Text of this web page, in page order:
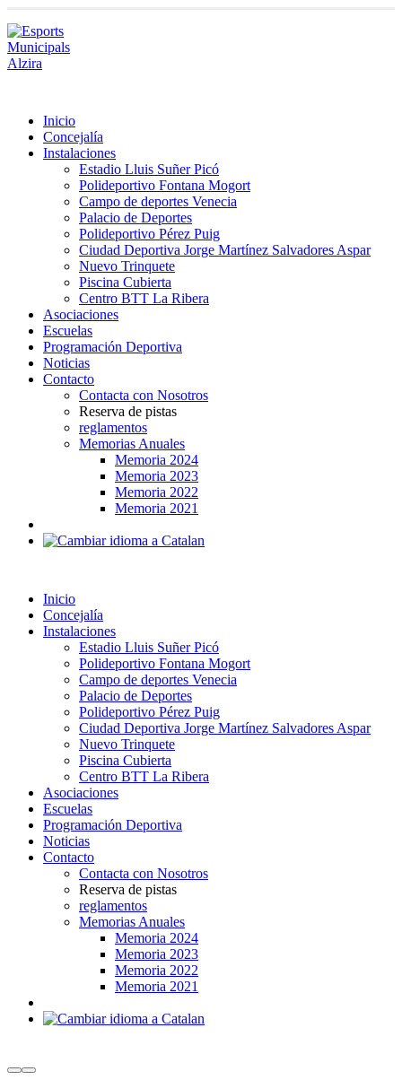
Inicio
Concejalía
Instalaciones
Estadio Lluis Suñer Picó
Polideportivo Fontana Mogort
Campo de deportes Venecia
Palacio de Deportes
Polideportivo Pérez Puig
Ciudad Deportiva Jorge Martínez Salvadores Aspar
Nuevo Trinquete
Piscina Cubierta
Centro BTT La Ribera
Asociaciones
Escuelas
Programación Deportiva
Noticias
Contacto
Contacta con Nosotros
Reserva de pistas
reglamentos
Memorias Anuales
Memoria 2024
Memoria 2023
Memoria 2022
Memoria 2021
Inicio
Concejalía
Instalaciones
Estadio Lluis Suñer Picó
Polideportivo Fontana Mogort
Campo de deportes Venecia
Palacio de Deportes
Polideportivo Pérez Puig
Ciudad Deportiva Jorge Martínez Salvadores Aspar
Nuevo Trinquete
Piscina Cubierta
Centro BTT La Ribera
Asociaciones
Escuelas
Programación Deportiva
Noticias
Contacto
Contacta con Nosotros
Reserva de pistas
reglamentos
Memorias Anuales
Memoria 2024
Memoria 2023
Memoria 2022
Memoria 2021